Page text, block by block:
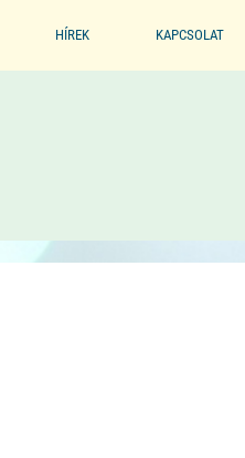
HÍREK KAPCSOLAT